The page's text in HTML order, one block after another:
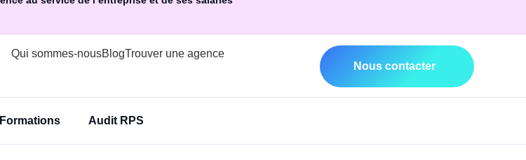
Qui sommes-nousBlogTrouver une agence
Nous contacter
Formations Audit RPS